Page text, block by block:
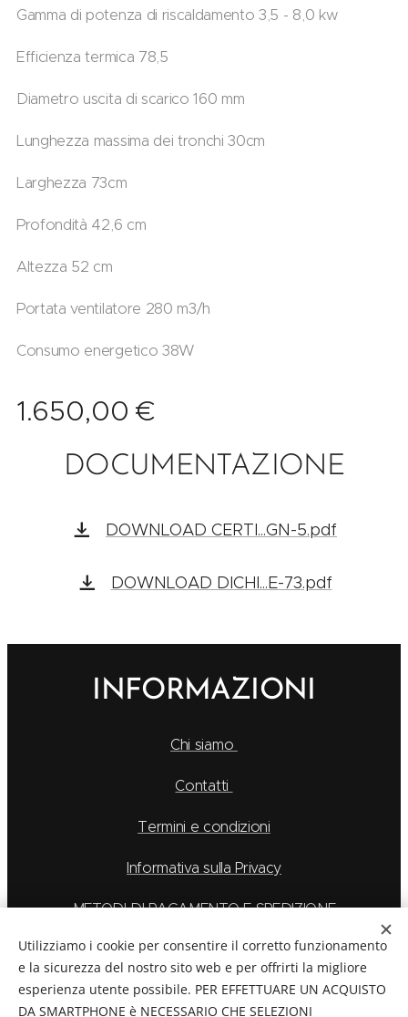
Gamma di potenza di riscaldamento 3,5 - 8,0 kw
Efficienza termica 78,5
Diametro uscita di scarico 160 mm
Lunghezza massima dei tronchi 30cm
Larghezza 73cm
Profondità 42,6 cm
Altezza 52 cm
Portata ventilatore 280 m3/h
Consumo energetico 38W
1.650,00 €
DOCUMENTAZIONE
DOWNLOAD CERTI...GN-5.pdf
DOWNLOAD DICHI...E-73.pdf
INFORMAZIONI
Chi siamo
Contatti
Termini e condizioni
Informativa sulla Privacy
METODI DI PAGAMENTO E SPEDIZIONE
La Feu S.r.l. via Caduti Delle Alpi Apuane 6, Borgo San
Utilizziamo i cookie per consentire il corretto funzionamento
e la sicurezza del nostro sito web e per offrirti la migliore
esperienza utente possibile. PER EFFETTUARE UN ACQUISTO
DA SMARTPHONE è NECESSARIO CHE SELEZIONI